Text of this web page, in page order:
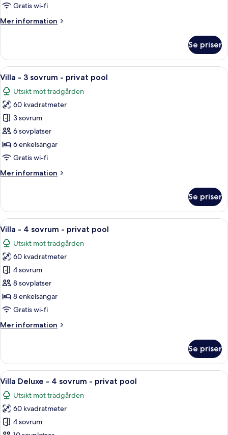
Gratis wi-fi
Mer information
Mer
-
sovrum
Se priser
Öppna
alla
foton
för
Villa
-
3
sovrum
privat
Ett sovrum med en säng, sängbord,
6
Villa - 3 sovrum - privat pool
Utsikt mot trädgården
60 kvadratmeter
3 sovrum
6 sovplatser
6 enkelsängar
Gratis wi-fi
Mer information
Mer
-
sovrum
privat
pool
Se priser
Öppna
alla
foton
för
Villa
-
4
sovrum
privat
Ett sovrum med en stor säng, två
6
Villa - 4 sovrum - privat pool
Utsikt mot trädgården
60 kvadratmeter
4 sovrum
8 sovplatser
8 enkelsängar
Gratis wi-fi
Mer information
Mer
-
4
sovrum
privat
pool
Se priser
Öppna
alla
foton
för
Villa
Ett sovrum med en stor säng, två
6
Villa Deluxe - 4 sovrum - privat pool
Utsikt mot trädgården
60 kvadratmeter
4 sovrum